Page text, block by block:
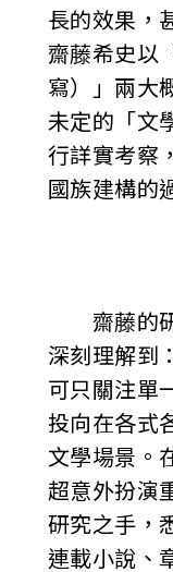
長的效果，
齋藤希史以
寫）」兩大
未定的「文
行詳實考察
國族建構的
齋藤的研
深刻理解到
可只關注單
投向在各式
文學場景。
超意外扮演
研究之手，
連載小說、